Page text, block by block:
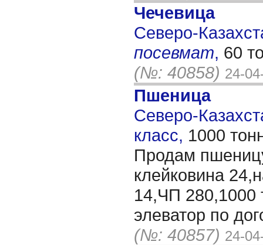
Чечевица
Северо-
посевмат, 60
(№: 40858) 24-
Пшеница
Северо-
класс, 1000
Продам
клейковина
14,ЧП 280,1000
элеватор по
(№: 40857) 24-